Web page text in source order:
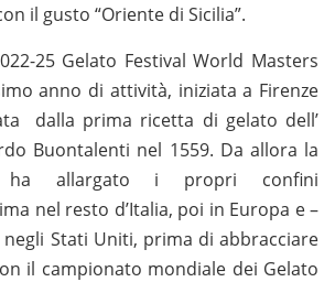
il gusto “Oriente di Sicilia”.
25 Gelato Festival World Masters
anno di attività, iniziata a Firenze
dalla prima ricetta di gelato dell’
Buontalenti nel 1559. Da allora la
ha allargato i propri confini
nel resto d’Italia, poi in Europa e –
negli Stati Uniti, prima di abbracciare
il campionato mondiale dei Gelato